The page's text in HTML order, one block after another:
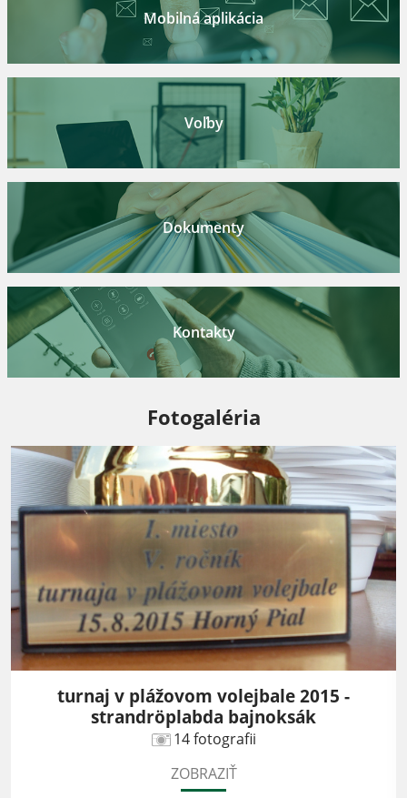
Mobilná aplikácia
Voľby
Dokumenty
Kontakty
Fotogaléria
turnaj v plážovom volejbale 2015 -
strandröplabda bajnoksák
14 fotografii
ZOBRAZIŤ